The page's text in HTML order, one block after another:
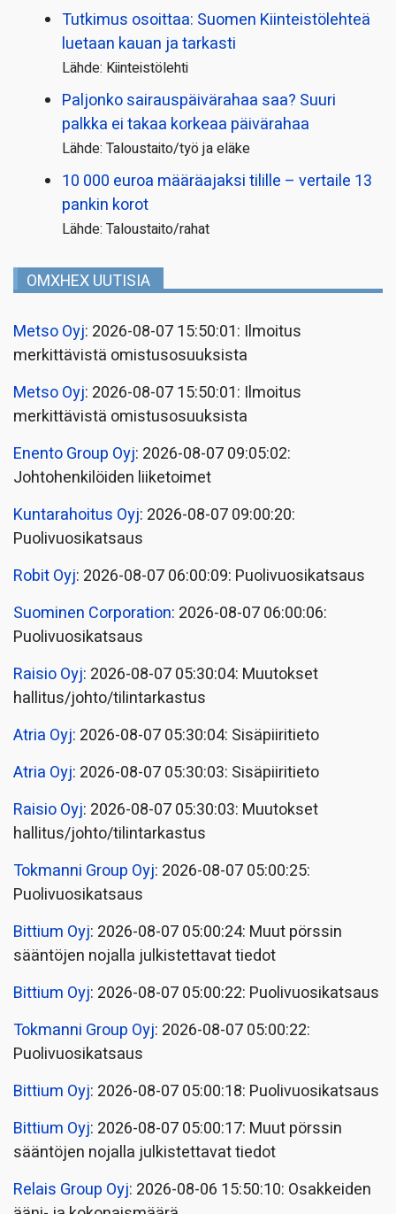
Tutkimus osoittaa: Suomen Kiinteistölehteä
luetaan kauan ja tarkasti
Lähde: Kiinteistölehti
Paljonko sairauspäivä­rahaa saa? Suuri
palkka ei takaa korkeaa päivärahaa
Lähde: Taloustaito/työ ja eläke
10 000 euroa määräajaksi tilille – vertaile 13
pankin korot
Lähde: Taloustaito/rahat
OMXHEX UUTISIA
Metso Oyj: 2026-08-07 15:50:01: Ilmoitus
merkittävistä omistusosuuksista
Metso Oyj: 2026-08-07 15:50:01: Ilmoitus
merkittävistä omistusosuuksista
Enento Group Oyj: 2026-08-07 09:05:02:
Johtohenkilöiden liiketoimet
Kuntarahoitus Oyj: 2026-08-07 09:00:20:
Puolivuosikatsaus
Robit Oyj: 2026-08-07 06:00:09: Puolivuosikatsaus
Suominen Corporation: 2026-08-07 06:00:06:
Puolivuosikatsaus
Raisio Oyj: 2026-08-07 05:30:04: Muutokset
hallitus/johto/tilintarkastus
Atria Oyj: 2026-08-07 05:30:04: Sisäpiiritieto
Atria Oyj: 2026-08-07 05:30:03: Sisäpiiritieto
Raisio Oyj: 2026-08-07 05:30:03: Muutokset
hallitus/johto/tilintarkastus
Tokmanni Group Oyj: 2026-08-07 05:00:25:
Puolivuosikatsaus
Bittium Oyj: 2026-08-07 05:00:24: Muut pörssin
sääntöjen nojalla julkistettavat tiedot
Bittium Oyj: 2026-08-07 05:00:22: Puolivuosikatsaus
Tokmanni Group Oyj: 2026-08-07 05:00:22:
Puolivuosikatsaus
Bittium Oyj: 2026-08-07 05:00:18: Puolivuosikatsaus
Bittium Oyj: 2026-08-07 05:00:17: Muut pörssin
sääntöjen nojalla julkistettavat tiedot
Relais Group Oyj: 2026-08-06 15:50:10: Osakkeiden